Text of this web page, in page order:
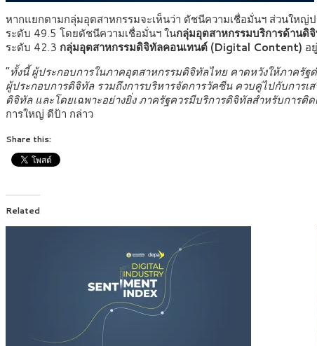
หากแยกตามกลุ่มอุตสาหกรรมจะเห็นว่า ดัชนีความเชื่อมั่นฯ ส่วนใหญ่
ระดับ 49.5 โดยดัชนีความเชื่อมั่นฯ ในกลุ่มอุตสาหกรรมบริการด้านดิ
ระดับ 42.3 กลุ่มอุตสาหกรรมดิจิทัลคอนเทนต์ (Digital Content) อ
“ทั้งนี้ ผู้ประกอบการในภาคอุตสาหกรรมดิจิทัลไทย คาดหวังให้ภาครัฐ
ผู้ประกอบการดิจิทัล รวมถึงการบริหารจัดการวัคซีน ควบคู่ไปกับการ
ดิจิทัล และโดยเฉพาะอย่างยิ่ง ภาครัฐควรมีบริการดิจิทัลสำหรับการ
การใหญ่ ดีป้า กล่าว
Share this:
Related